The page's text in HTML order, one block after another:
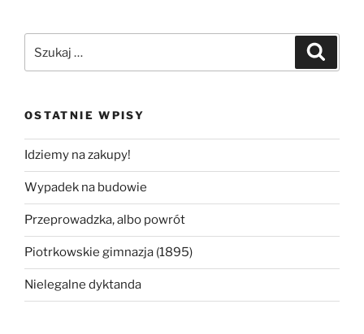
OSTATNIE WPISY
Idziemy na zakupy!
Wypadek na budowie
Przeprowadzka, albo powrót
Piotrkowskie gimnazja (1895)
Nielegalne dyktanda